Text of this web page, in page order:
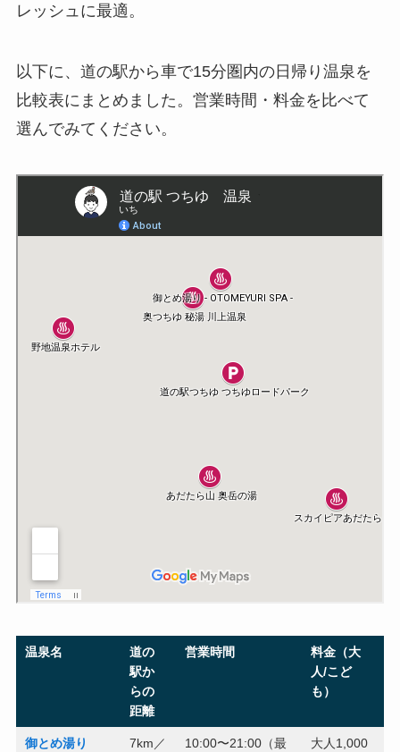
レッシュに最適。
以下に、道の駅から車で15分圏内の日帰り温泉を
比較表にまとめました。営業時間・料金を比べて
選んでみてください。
温泉名
道の
駅か
らの
距離
営業時間
料金（大
人/こど
も）
御とめ湯り
7km／
10:00〜21:00（最
大人1,000